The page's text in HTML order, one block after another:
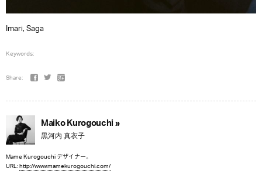
Imari, Saga
Keywords:
Share:
Maiko Kurogouchi »
黒河内 真衣子
Mame Kurogouchi デザイナー。
URL:http://www.mamekurogouchi.com/